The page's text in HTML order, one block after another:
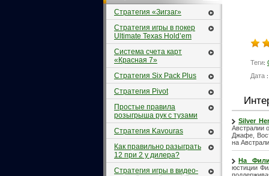
Теги:
Дата
Silver
Австралии
Джафе,
на
На
юстиции
Стратегия «Зигзаг»
Стратегия игры в покер
Ultimate Texas Hold’em
Система счета карт
«Красная 7»
Стратегия Six Pack Plus
Стратегия Pivot
Простые правила
розыгрыша рук с тузами
Стратегия Kavouras
Как правильно разыграть
12 при 2 у дилера?
Стратегия игры в видео-